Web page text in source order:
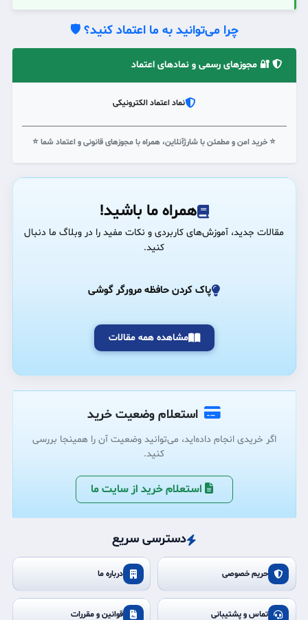
چرا می‌توانید به ما اعتماد کنید؟ 🛡️
🔐 مجوزهای رسمی و نمادهای اعتماد
نماد اعتماد الکترونیکی
⭐ خرید امن و مطمئن با شارژآنلاین، همراه با مجوزهای قانونی و اعتماد شما ⭐
همراه ما باشید!
مقالات جدید، آموزش‌های کاربردی و نکات مفید را در وبلاگ ما دنبال
کنید.
پاک کردن حافظه مرورگر گوشی
مشاهده همه مقالات
استعلام وضعیت خرید
اگر خریدی انجام داده‌اید، می‌توانید وضعیت آن را همینجا بررسی
کنید.
استعلام خرید از سایت ما
دسترسی سریع
حریم خصوصی درباره ما
تماس و پشتیبانی قوانین و مقررات